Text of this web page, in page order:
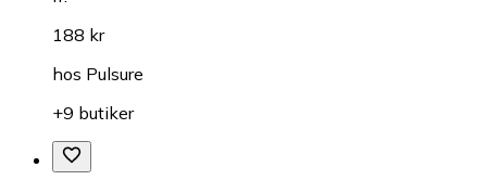
188 kr
hos Pulsure
+9 butiker